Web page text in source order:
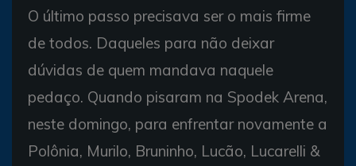
O último passo precisava ser o mais firme
de todos. Daqueles para não deixar
dúvidas de quem mandava naquele
pedaço. Quando pisaram na Spodek Arena,
neste domingo, para enfrentar novamente a
Polônia, Murilo, Bruninho, Lucão, Lucarelli &